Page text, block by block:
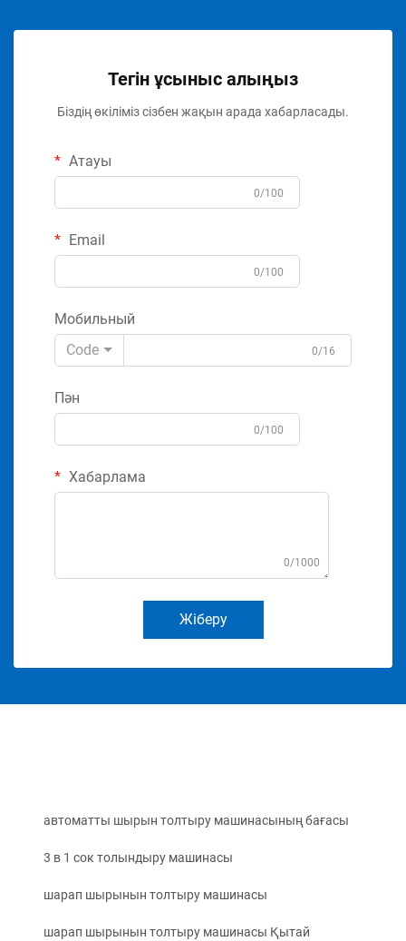
Тегін ұсыныс алыңыз
Біздің өкіліміз сізбен жақын арада хабарласады.
Атауы
0/100
Email
0/100
Мобильный
Code
0/16
Пән
0/100
Хабарлама
0/1000
Жіберу
автоматты шырын толтыру машинасының бағасы
3 в 1 сок толындыру машинасы
шарап шырынын толтыру машинасы
шарап шырынын толтыру машинасы Қытай